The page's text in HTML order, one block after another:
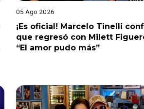
05 Ago 2026
¡Es oficial! Marcelo Tinelli
que regresó con Milett
“El amor pudo más”